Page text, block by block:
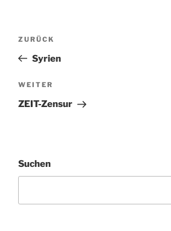
Beitragsnavigation
Vorheriger
Beitrag
ZURÜCK
Syrien
Nächster
Beitrag
WEITER
ZEIT-Zensur
Suchen